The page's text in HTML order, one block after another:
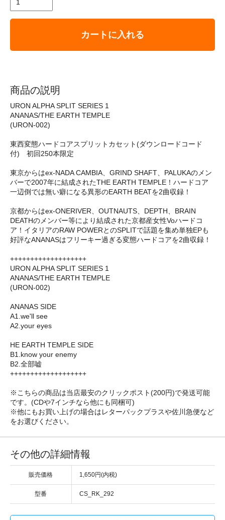
カートに入れる
商品の説明
URON ALPHA SPLIT SERIES 1
ANANAS/THE EARTH TEMPLE
(URON-002)
東西変態ハードコアスプリットカセット(ダウンロードコード
付) 初回250本限定
東京からはex-NADA CAMBIA、GRIND SHAFT、PALUKAのメン
バーで2007年に結成されたTHE EARTH TEMPLE！ハードコア
一辺倒では無い癖になる異形のEARTH BEATを2曲収録！
京都からはex-ONERIVER、OUTNAUTS、DEPTH、BRAIN
DEATHのメンバー等により結成された京都産女性Voハードコ
ア！イタリアのRAW POWERとのSPLITで話題を集め単独EPも
好評なANANASはフリーキー過ぎる変態ハードコアを2曲収録！
+++++++++++++++++++
URON ALPHA SPLIT SERIES 1
ANANAS/THE EARTH TEMPLE
(URON-002)
ANANAS SIDE
A1.we'll see
A2.your eyes
HE EARTH TEMPLE SIDE
B1.know your enemy
B2.全部嘘
+++++++++++++++++++
※こちらの商品は当店最安のクリックポスト(200円)で発送可能
です。(CDや7インチなら他にも同梱可)
※他にもお買い上げの場合はレターパックプラスや佐川急便など
をお選びください。
その他の詳細情報
販売価格 1,650円(内税)
型番 CS_RK_292